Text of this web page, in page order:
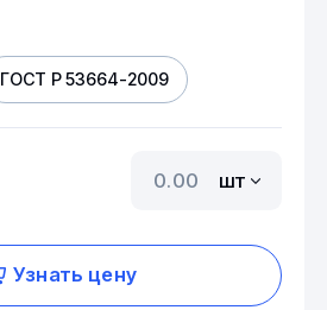
ГОСТ Р 53664-2009
шт
Узнать цену